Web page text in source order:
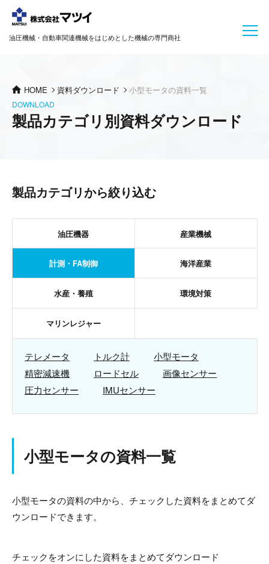
油圧機械・自動車関連機械をはじめとした機械の専門商社
HOME 資料ダウンロード 小型モータの資料一覧
DOWNLOAD
製品カテゴリ別資料ダウンロード
製品カテゴリから絞り込む
油圧機器 産業機械
計測・FA制御 海洋産業
水産・養殖 環境対策
マリンレジャー
テレメータ トルク計
小型モータ
精密減速機
ロードセル
画像センサー
圧力センサー
IMUセンサー
小型モータの資料一覧
小型モータの資料の中から、チェックした資料をまとめてダ
ウンロードできます。
チェックをオンにした資料をまとめてダウンロード